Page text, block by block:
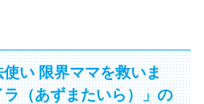
い 限界ママを救いま
（あずまたいら）」の